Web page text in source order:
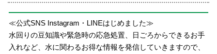
≪公式SNS Instagram・LINEはじめました≫
水回りの豆知識や緊急時の応急処置、日ごろからできるお手
入れなど、水に関わるお得な情報を発信していきますので、